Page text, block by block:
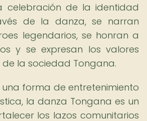
celebración de la identidad
de la danza, se narran
legendarios, se honran a
y se expresan los valores
la sociedad Tongana.
forma de entretenimiento
la danza Tongana es un
los lazos comunitarios